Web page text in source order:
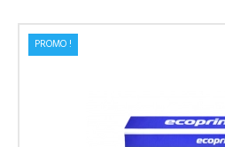
PROMO !